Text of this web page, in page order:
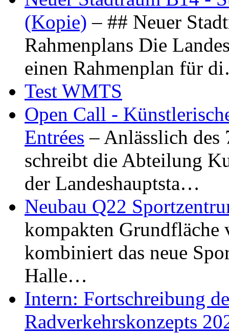
(Kopie) – ## Neuer
Rahmenplans Die
einen Rahmenplan für
Test WMTS
Open Call -
Entrées – Anlässlich
schreibt die Abteilung
der Landeshauptsta…
Neubau Q22
kompakten Grundfläche
kombiniert das neue
Halle…
Intern: Fortschreibung
Radverkehrskonzepts